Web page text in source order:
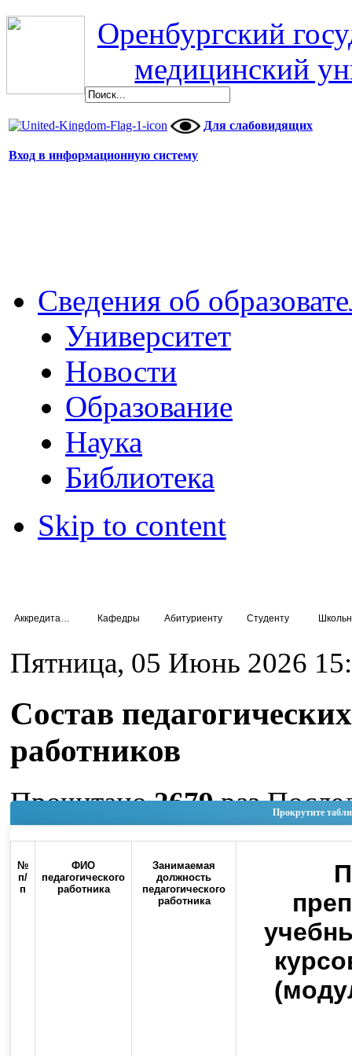
Оренбургский
медицинский
Для слабовидящих
Вход в информационную систему
Сведения об
Университет
Новости
Образование
Наука
Библиотека
Skip to content
Кафедры Абитуриенту Студенту
Пятница, 05 Июнь 2026
Состав педагогических
работников
Прокрутите
№
п/
п
ФИО
педагогического
работника
Занимаемая
должность
педагогического
работника
Прочитано2679раз
изменение Пятница, 05
15:42
Наверх
Контакты